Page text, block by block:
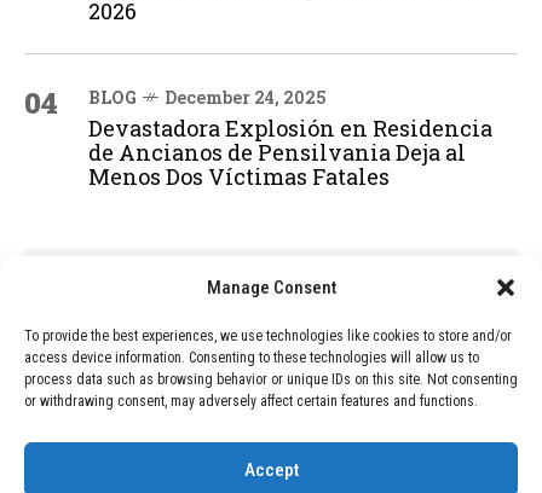
Manage Consent
To provide the best experiences, we use technologies like cookies to store and/or
access device information. Consenting to these technologies will allow us to
process data such as browsing behavior or unique IDs on this site. Not consenting
or withdrawing consent, may adversely affect certain features and functions.
Accept
2026
04 BLOG December 24, 2025
Devastadora Explosión en Residencia
de Ancianos de Pensilvania Deja al
Menos Dos Víctimas Fatales